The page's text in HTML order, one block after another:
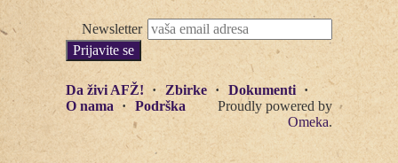
Newsletter
Da živi AFŽ! Zbirke
Dokumenti
O nama
Podrška
Proudly powered by
Omeka.